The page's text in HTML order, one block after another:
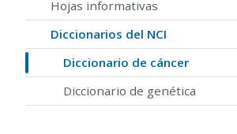
Hojas informativas
Diccionarios del NCI
Diccionario de cáncer
Diccionario de genética